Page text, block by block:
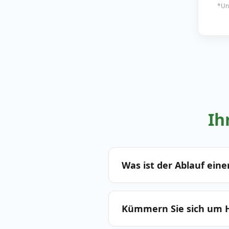
Was ist der Ablauf
Kümmern Sie sich um